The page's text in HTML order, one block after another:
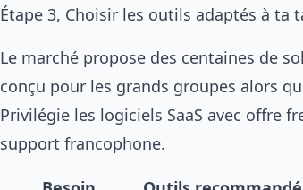
Étape 3, Choisir les outils adaptés à ta
Le marché propose des centaines de
conçu pour les grands groupes alors
Privilégie les logiciels SaaS avec offre
support francophone.